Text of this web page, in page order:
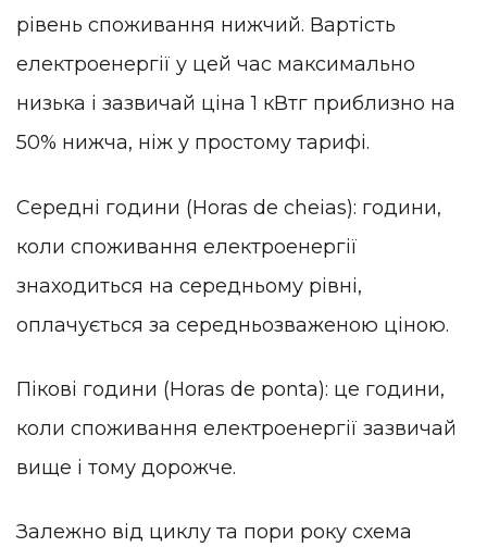
рівень споживання нижчий. Вартість
електроенергії у цей час максимально
низька і зазвичай ціна 1 кВтг приблизно на
50% нижча, ніж у простому тарифі.
Середні години (Horas de cheias): години,
коли споживання електроенергії
знаходиться на середньому рівні,
оплачується за середньозваженою ціною.
Пікові години (Horas de ponta): це години,
коли споживання електроенергії зазвичай
вище і тому дорожче.
Залежно від циклу та пори року схема